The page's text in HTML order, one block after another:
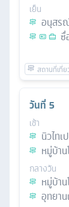
เย็น
อนุสร
ซื่
วันที่ 5
เช้า
นิวไทเป
หมู่บ้า
กลางวัน
หมู่บ้า
อุทยา